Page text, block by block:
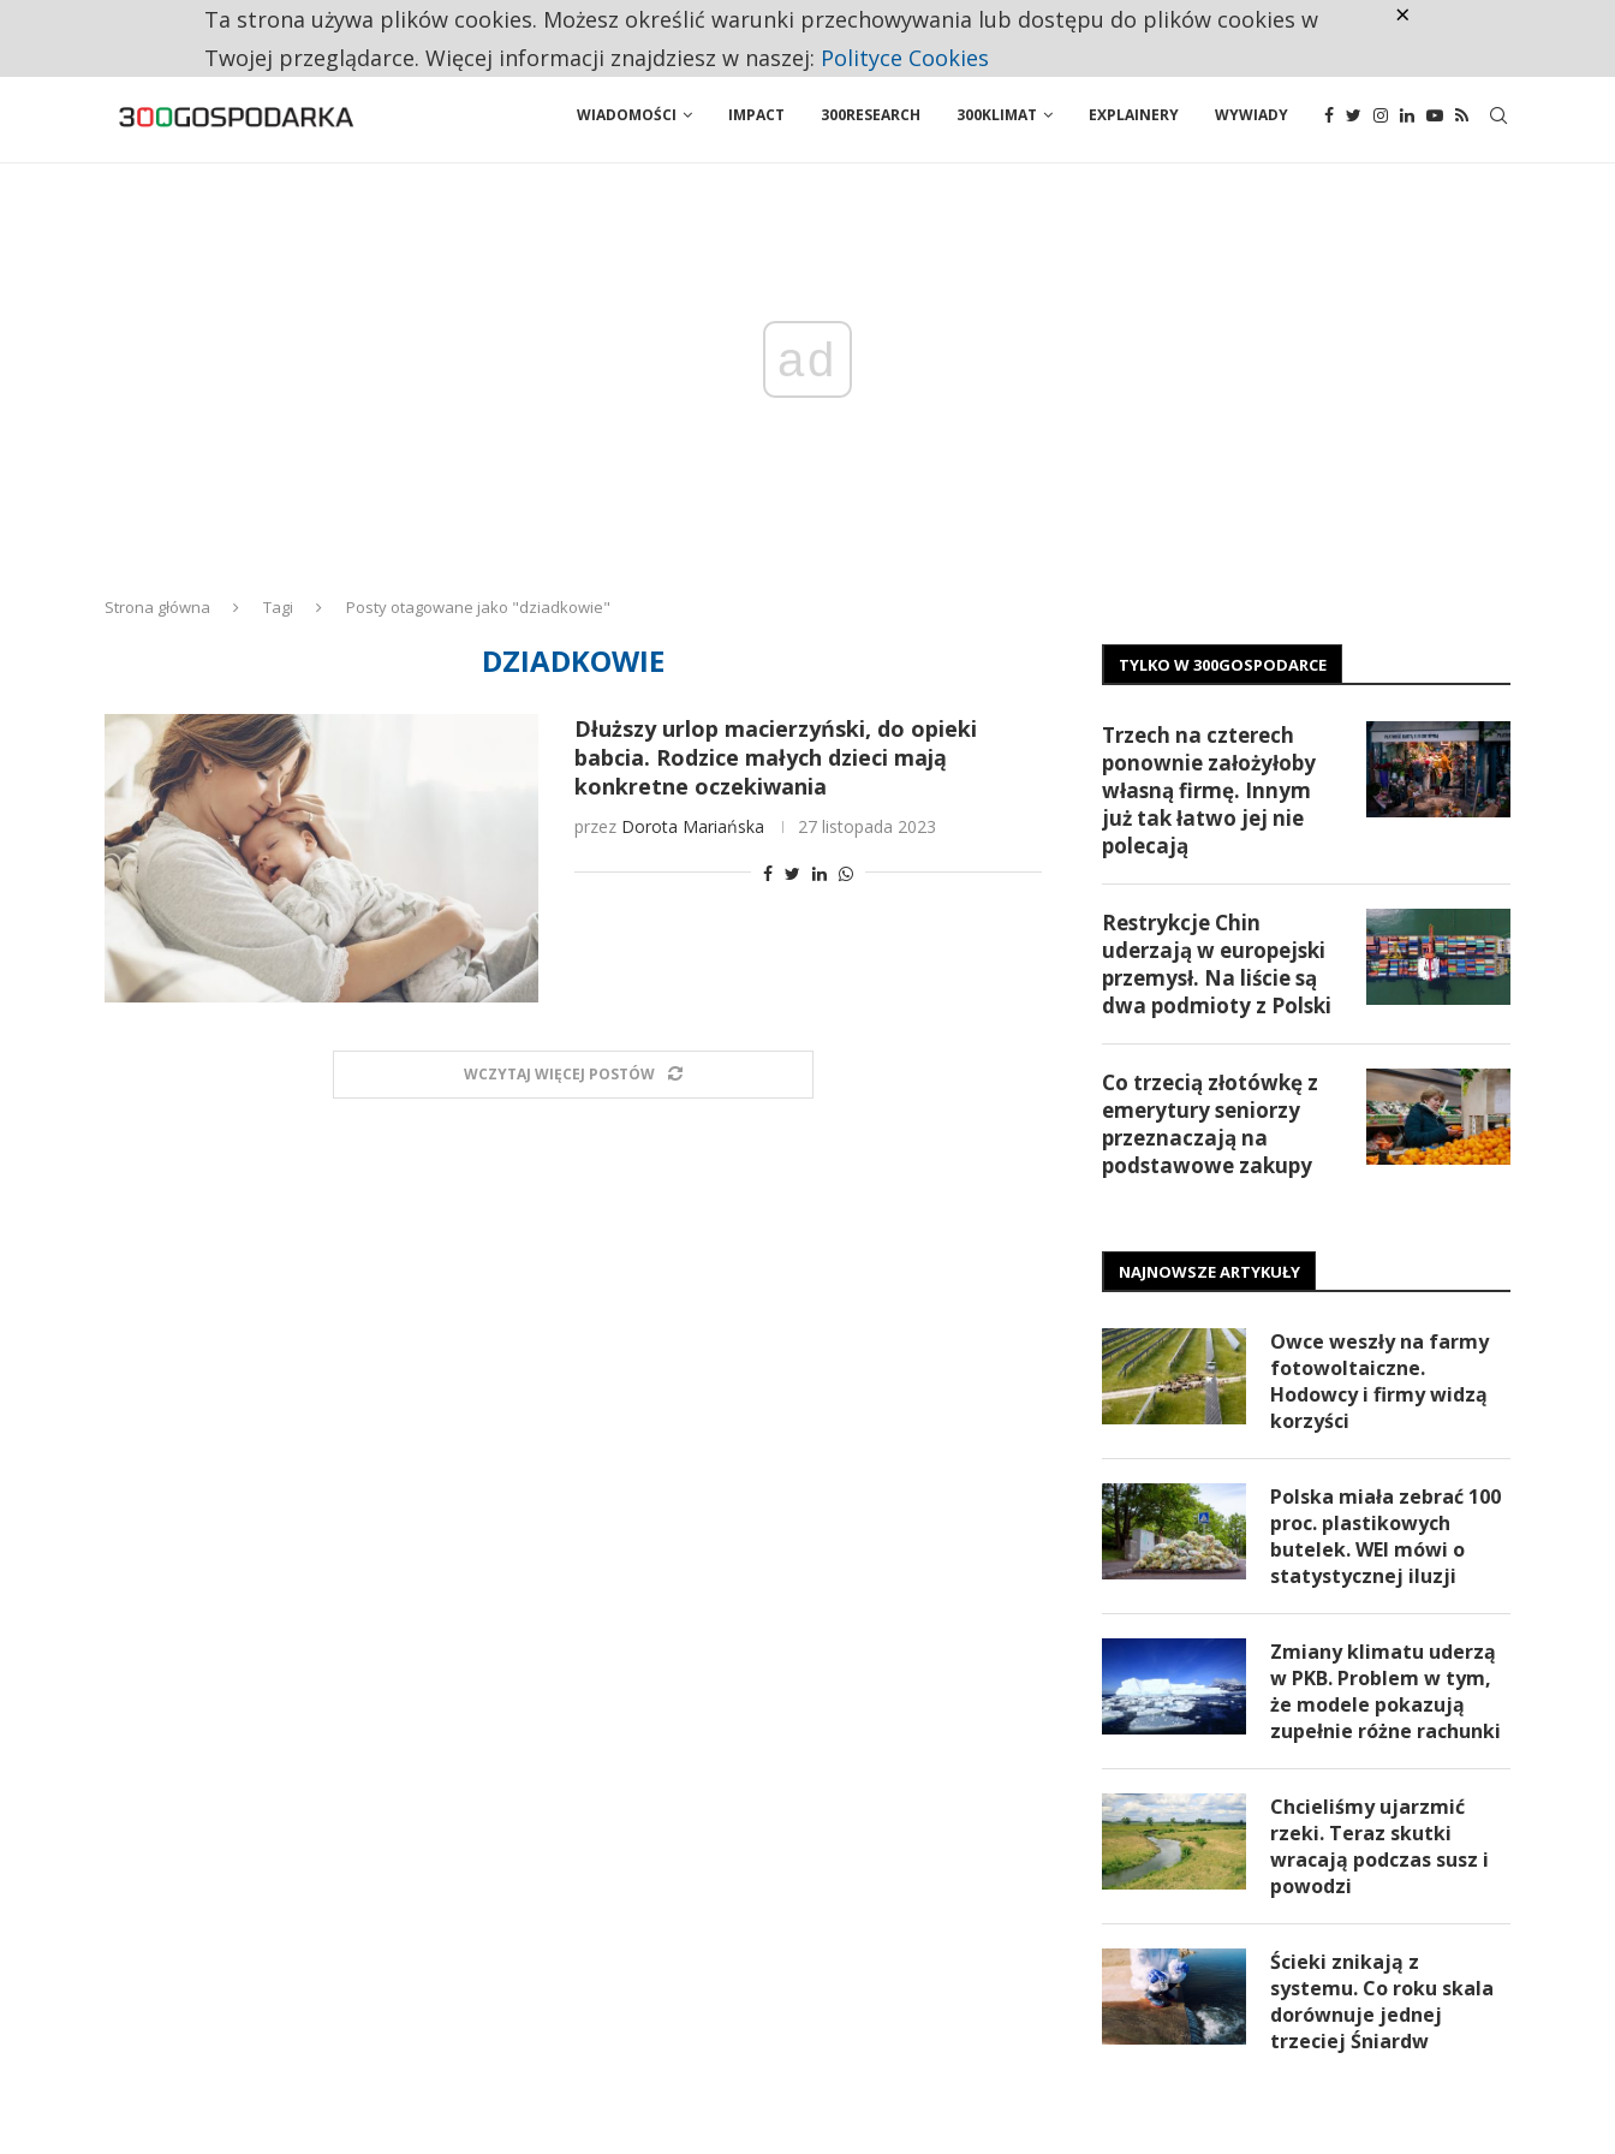
RESTRYKCJE CHIN UDERZAJĄ W EUROPEJSKI PRZEMYSŁ. NA LIŚCIE SĄ DWA PODMIOTY Z POLSKI
WIADOMOŚCI IMPACT 300RESEARCH 300KLIMAT EXPLAINERY WYWIADY
ad
Strona główna Tagi Posty otagowane jako "dziadkowie"
DZIADKOWIE
Dłuższy urlop macierzyński, do opieki
babcia. Rodzice małych dzieci mają
konkretne oczekiwania
przez Dorota Mariańska 27 listopada 2023
WCZYTAJ WIĘCEJ POSTÓW
TYLKO W 300GOSPODARCE
Trzech na czterech
ponownie założyłoby
własną firmę. Innym
już tak łatwo jej nie
polecają
Restrykcje Chin
uderzają w europejski
przemysł. Na liście są
dwa podmioty z Polski
Co trzecią złotówkę z
emerytury seniorzy
przeznaczają na
podstawowe zakupy
NAJNOWSZE ARTYKUŁY
Owce weszły na farmy
fotowoltaiczne.
Hodowcy i firmy widzą
korzyści
Polska miała zebrać 100
proc. plastikowych
butelek. WEI mówi o
statystycznej iluzji
Zmiany klimatu uderzą
w PKB. Problem w tym,
że modele pokazują
zupełnie różne rachunki
Chcieliśmy ujarzmić
rzeki. Teraz skutki
wracają podczas susz i
powodzi
Ścieki znikają z
systemu. Co roku skala
dorównuje jednej
trzeciej Śniardw
Ta strona używa plików cookies. Możesz określić warunki przechowywania lub dostępu do plików cookies w
Twojej przeglądarce. Więcej informacji znajdziesz w naszej: Polityce Cookies
×